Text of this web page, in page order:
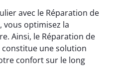
avec le Réparation de
vous optimisez la
Ainsi, le Réparation de
une solution
confort sur le long